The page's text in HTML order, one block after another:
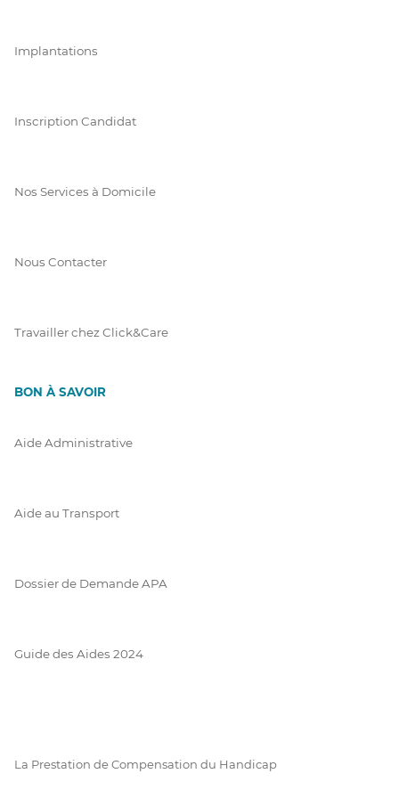
Implantations
Inscription Candidat
Nos Services à Domicile
Nous Contacter
Travailler chez Click&Care
BON À SAVOIR
Aide Administrative
Aide au Transport
Dossier de Demande APA
Guide des Aides 2024
La Prestation de Compensation du Handicap